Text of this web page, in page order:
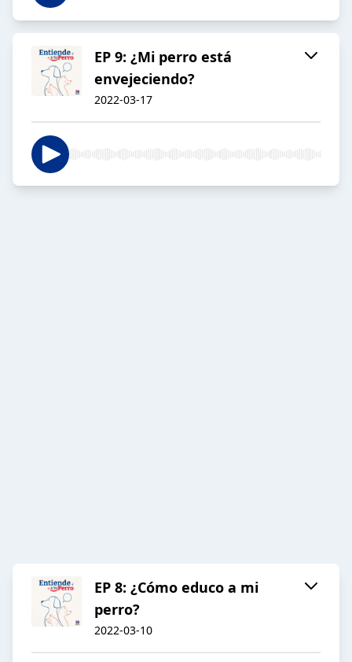
EP 9: ¿Mi perro está
envejeciendo?
2022-03-17
EP 8: ¿Cómo educo a mi
perro?
2022-03-10